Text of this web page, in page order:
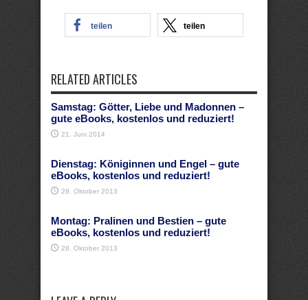
teilen teilen
RELATED ARTICLES
Samstag: Götter, Liebe und Madonnen –
gute eBooks, kostenlos und reduziert!
21. Juni 2014
Dienstag: Königinnen und Engel – gute
eBooks, kostenlos und reduziert!
29. Oktober 2013
Montag: Pralinen und Bestien – gute
eBooks, kostenlos und reduziert!
28. Oktober 2013